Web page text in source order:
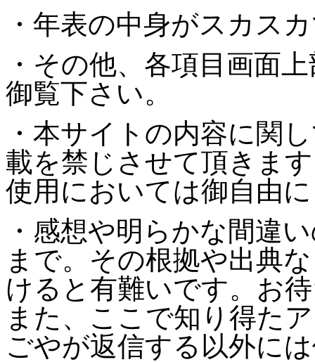
・年表の中身がスカス
・その他、各項目画面
御覧下さい。
・本サイトの内容に関
載を禁じさせて頂きま
使用においては御自由
・感想や明らかな間違
まで。その根拠や出典
けると有難いです。お
また、ここで知り得た
ごやが返信する以外に